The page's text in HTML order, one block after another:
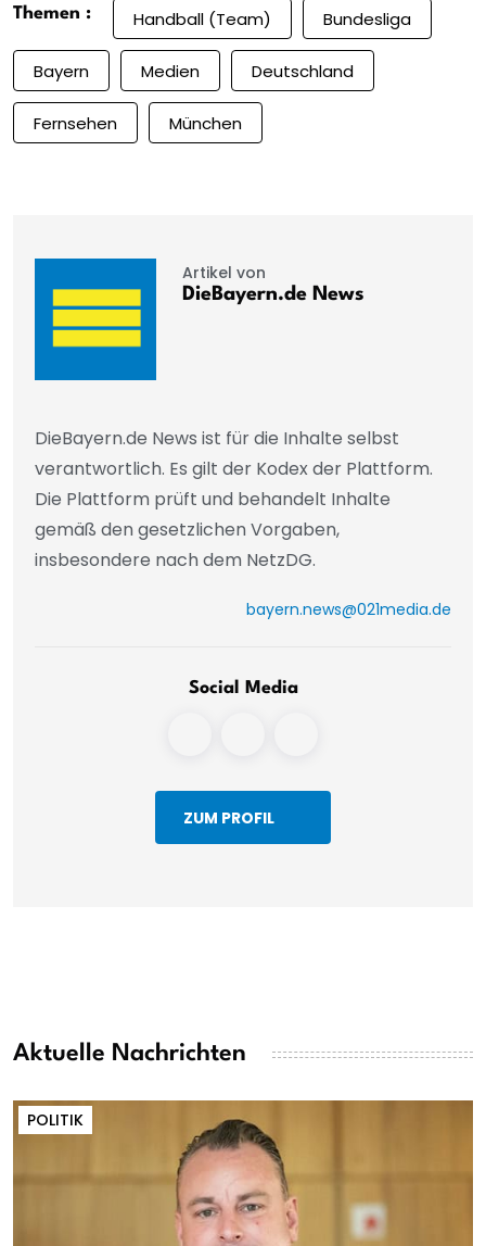
Themen : Handball (Team) Bundesliga
Bayern Medien Deutschland
Fernsehen München
Artikel von
DieBayern.de News
DieBayern.de News ist für die Inhalte selbst
verantwortlich. Es gilt der Kodex der Plattform.
Die Plattform prüft und behandelt Inhalte
gemäß den gesetzlichen Vorgaben,
insbesondere nach dem NetzDG.
bayern.news@021media.de
Social Media
ZUM PROFIL
Aktuelle Nachrichten
POLITIK